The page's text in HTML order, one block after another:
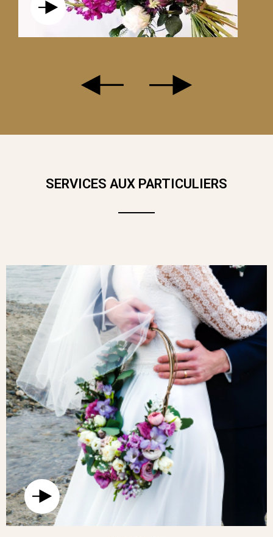
SERVICES AUX PARTICULIERS
LE ESTELLE
LE PRINTEMPS EST DE RETOUR, ET
AVEC LUI, UNE FARANDOLE DE FLEURS
POÉTIQUES ET SAUVAGES. DÉCOUVREZ
LE ESTELLE, NOTRE BEAU MÉLANGE
PASTEL ET LUMINEUX.